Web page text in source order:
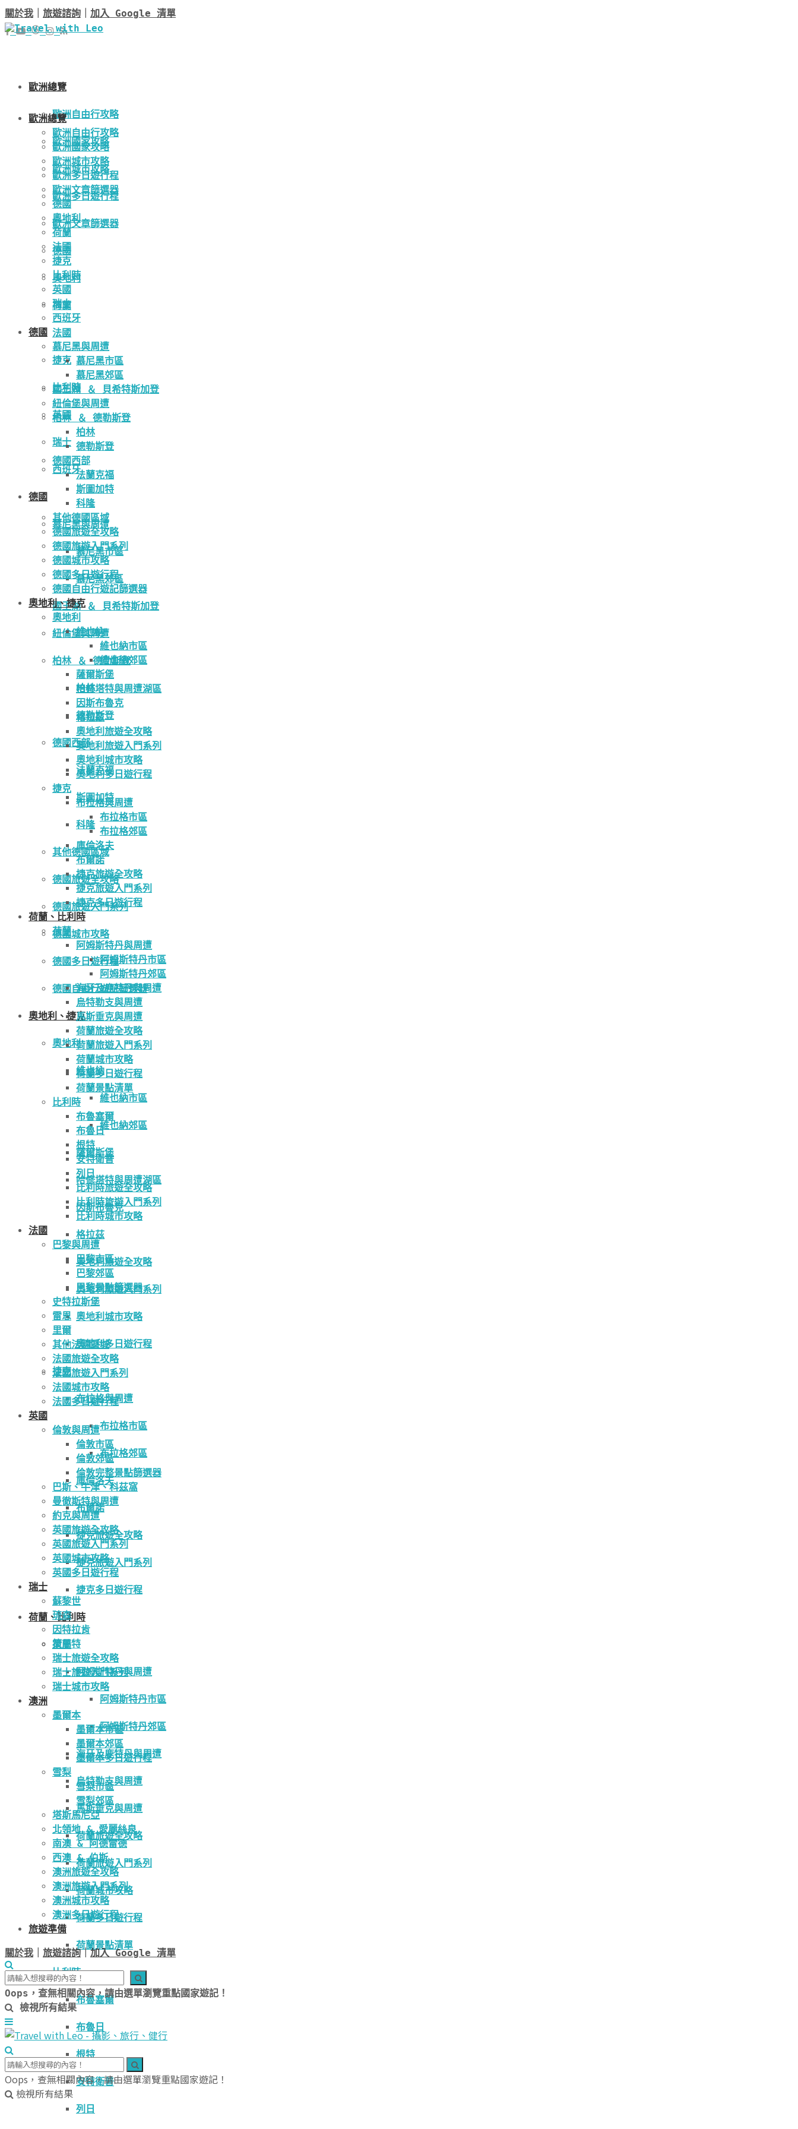
關於我 旅遊諮詢 加入 Google 清單
歐洲總覽
歐洲自由行攻略
歐洲國家攻略
歐洲城市攻略
歐洲多日遊行程
歐洲文章篩選器
德國
奧地利
荷蘭
法國
捷克
比利時
英國
瑞士
西班牙
德國
慕尼黑與周遭
慕尼黑市區
慕尼黑郊區
國王湖 ＆ 貝希特斯加登
紐倫堡與周遭
柏林 ＆ 德勒斯登
柏林
德勒斯登
德國西部
法蘭克福
斯圖加特
科隆
其他德國區域
德國旅遊全攻略
德國旅遊入門系列
德國城市攻略
德國多日遊行程
德國自由行遊記篩選器
奧地利、捷克
奧地利
維也納
維也納市區
維也納郊區
薩爾斯堡
哈修塔特與周遭湖區
因斯布魯克
格拉茲
奧地利旅遊全攻略
奧地利旅遊入門系列
奧地利城市攻略
奧地利多日遊行程
捷克
布拉格與周遭
布拉格市區
布拉格郊區
庫倫洛夫
布爾諾
捷克旅遊全攻略
捷克旅遊入門系列
捷克多日遊行程
荷蘭、比利時
荷蘭
阿姆斯特丹與周遭
阿姆斯特丹市區
阿姆斯特丹郊區
海牙及鹿特丹與周遭
烏特勒支與周遭
馬斯垂克與周遭
荷蘭旅遊全攻略
荷蘭旅遊入門系列
荷蘭城市攻略
荷蘭多日遊行程
荷蘭景點清單
比利時
布魯塞爾
布魯日
根特
安特衛普
列日
歐洲總覽
歐洲自由行攻略
歐洲國家攻略
歐洲城市攻略
歐洲多日遊行程
歐洲文章篩選器
德國
奧地利
荷蘭
法國
捷克
比利時
英國
瑞士
西班牙
德國
慕尼黑與周遭
慕尼黑市區
慕尼黑郊區
國王湖 ＆ 貝希特斯加登
紐倫堡與周遭
柏林 ＆ 德勒斯登
柏林
德勒斯登
德國西部
法蘭克福
斯圖加特
科隆
其他德國區域
德國旅遊全攻略
德國旅遊入門系列
德國城市攻略
德國多日遊行程
德國自由行遊記篩選器
奧地利、捷克
奧地利
維也納
維也納市區
維也納郊區
薩爾斯堡
哈修塔特與周遭湖區
因斯布魯克
格拉茲
奧地利旅遊全攻略
奧地利旅遊入門系列
奧地利城市攻略
奧地利多日遊行程
捷克
布拉格與周遭
布拉格市區
布拉格郊區
庫倫洛夫
布爾諾
捷克旅遊全攻略
捷克旅遊入門系列
捷克多日遊行程
荷蘭、比利時
荷蘭
阿姆斯特丹與周遭
阿姆斯特丹市區
阿姆斯特丹郊區
海牙及鹿特丹與周遭
烏特勒支與周遭
馬斯垂克與周遭
荷蘭旅遊全攻略
荷蘭旅遊入門系列
荷蘭城市攻略
荷蘭多日遊行程
荷蘭景點清單
比利時
布魯塞爾
布魯日
根特
安特衛普
列日
比利時旅遊全攻略
比利時旅遊入門系列
比利時城市攻略
法國
巴黎與周遭
巴黎市區
巴黎郊區
巴黎景點篩選器
史特拉斯堡
雷恩
里爾
其他法國區域
法國旅遊全攻略
法國旅遊入門系列
法國城市攻略
法國多日遊行程
英國
倫敦與周遭
倫敦市區
倫敦郊區
倫敦完整景點篩選器
巴斯、牛津、科茲窩
曼徹斯特與周遭
約克與周遭
英國旅遊全攻略
英國旅遊入門系列
英國城市攻略
英國多日遊行程
瑞士
蘇黎世
琉森
因特拉肯
策馬特
瑞士旅遊全攻略
瑞士旅遊入門系列
瑞士城市攻略
澳洲
墨爾本
墨爾本市區
墨爾本郊區
墨爾本多日遊行程
雪梨
雪梨市區
雪梨郊區
塔斯馬尼亞
北領地 & 愛麗絲泉
南澳 & 阿德雷德
西澳 & 伯斯
澳洲旅遊全攻略
澳洲旅遊入門系列
澳洲城市攻略
澳洲多日遊行程
旅遊準備
關於我 旅遊諮詢｜加入 Google 清單
Oops，查無相關內容，請由選單瀏覽重點國家遊記！
檢視所有結果
Oops，查無相關內容，請由選單瀏覽重點國家遊記！
檢視所有結果